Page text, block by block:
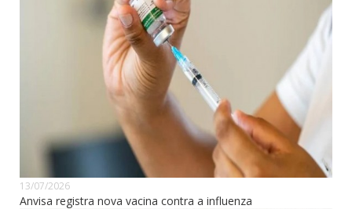
13/07/2026
Anvisa registra nova vacina contra a influenza